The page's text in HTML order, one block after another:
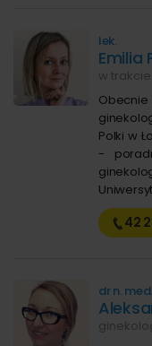
lek.
Emilia
w
Polki w
-
42
dr n. med.